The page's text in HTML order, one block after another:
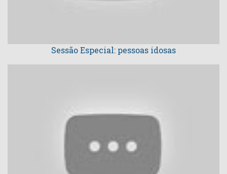
Sessão Especial: pessoas idosas